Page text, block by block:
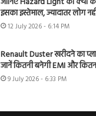
इसका इस्तेमाल, ज्यादातर लोग
12 July 2026 - 6:14 PM
Renault Duster खरीदने का
जानें कितनी बनेगी EMI और
9 July 2026 - 6:33 PM